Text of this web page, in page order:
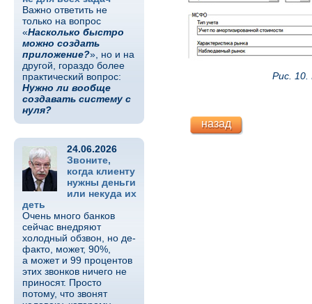
Важно ответить не
только на вопрос
«Насколько быстро
можно создать
приложение?», но и на
другой, гораздо более
практический вопрос:
Нужно ли вообще
создавать систему с
нуля?
24.06.2026
Звоните,
когда клиенту
нужны деньги
или некуда их
деть
Очень много банков
сейчас внедряют
холодный обзвон, но де-
факто, может, 90%,
а может и 99 процентов
этих звонков ничего не
приносят. Просто
потому, что звонят
Рис.
назад